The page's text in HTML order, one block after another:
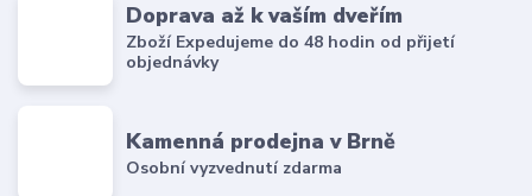
Doprava až k vaším dveřím
Zboží Expedujeme do 48 hodin od přijetí
objednávky
Kamenná prodejna v Brně
Osobní vyzvednutí zdarma